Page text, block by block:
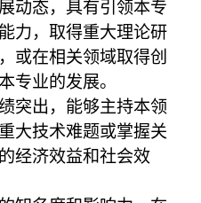
动态，具有引领本专
力，取得重大理论研
或在相关领域取得创
专业的发展。
突出，能够主持本领
大技术难题或掌握关
经济效益和社会效